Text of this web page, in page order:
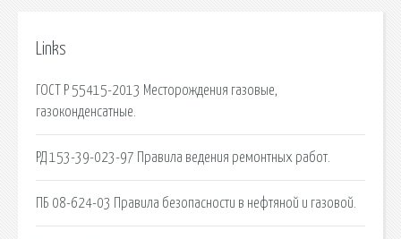
Links
ГОСТ Р 55415-2013 Месторождения газовые,
газоконденсатные.
РД 153-39-023-97 Правила ведения ремонтных работ.
ПБ 08-624-03 Правила безопасности в нефтяной и газовой.